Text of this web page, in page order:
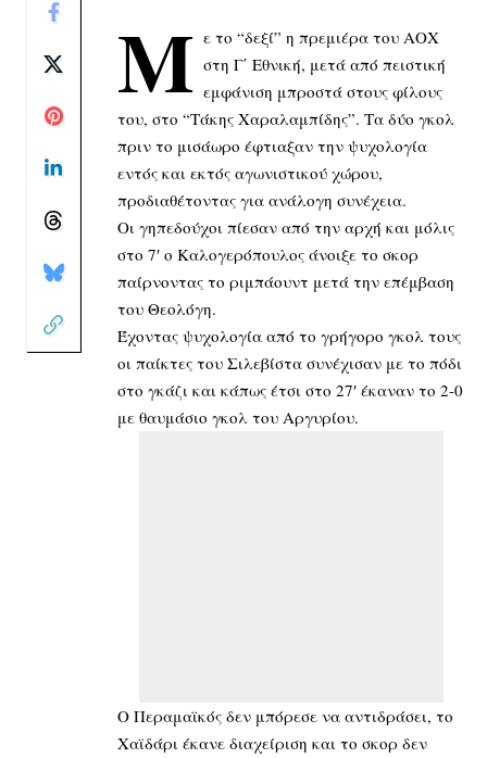
Μ ε το “δεξί” η πρεμιέρα του ΑΟΧ
στη Γ΄ Εθνική, μετά από πειστική
εμφάνιση μπροστά στους φίλους
του, στο “Τάκης Χαραλαμπίδης”. Τα δύο γκολ
πριν το μισάωρο έφτιαξαν την ψυχολογία
εντός και εκτός αγωνιστικού χώρου,
προδιαθέτοντας για ανάλογη συνέχεια.
Οι γηπεδούχοι πίεσαν από την αρχή και μόλις
στο 7′ ο Καλογερόπουλος άνοιξε το σκορ
παίρνοντας το ριμπάουντ μετά την επέμβαση
του Θεολόγη.
Έχοντας ψυχολογία από το γρήγορο γκολ τους
οι παίκτες του Σιλεβίστα συνέχισαν με το πόδι
στο γκάζι και κάπως έτσι στο 27′ έκαναν το 2-0
με θαυμάσιο γκολ του Αργυρίου.
Ο Περαμαϊκός δεν μπόρεσε να αντιδράσει, το
Χαϊδάρι έκανε διαχείριση και το σκορ δεν